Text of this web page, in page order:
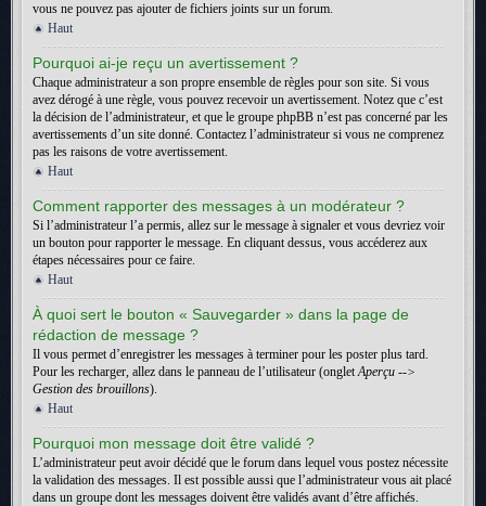
vous ne pouvez pas ajouter de fichiers joints sur un forum.
Haut
Pourquoi ai-je reçu un avertissement ?
Chaque administrateur a son propre ensemble de règles pour son site. Si vous
avez dérogé à une règle, vous pouvez recevoir un avertissement. Notez que c’est
la décision de l’administrateur, et que le groupe phpBB n’est pas concerné par les
avertissements d’un site donné. Contactez l’administrateur si vous ne comprenez
pas les raisons de votre avertissement.
Haut
Comment rapporter des messages à un modérateur ?
Si l’administrateur l’a permis, allez sur le message à signaler et vous devriez voir
un bouton pour rapporter le message. En cliquant dessus, vous accéderez aux
étapes nécessaires pour ce faire.
Haut
À quoi sert le bouton « Sauvegarder » dans la page de
rédaction de message ?
Il vous permet d’enregistrer les messages à terminer pour les poster plus tard.
Pour les recharger, allez dans le panneau de l’utilisateur (ongletAperçu -->
Gestion des brouillons).
Haut
Pourquoi mon message doit être validé ?
L’administrateur peut avoir décidé que le forum dans lequel vous postez nécessite
la validation des messages. Il est possible aussi que l’administrateur vous ait placé
dans un groupe dont les messages doivent être validés avant d’être affichés.